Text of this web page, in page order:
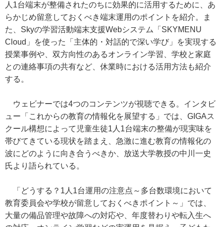
人1台端末が整備されたのちに効果的に活用するために、あ
らかじめ留意しておくべき端末運用のポイントを紹介。ま
た、Skyの学習活動端末支援Webシステム「SKYMENU
Cloud」を使った「主体的・対話的で深い学び」を実現する
授業事例や、双方向性のあるオンライン学習、学校と家庭
との連絡事項の共有など、休業時における活用方法も紹介
する。
ウェビナーでは4つのコンテンツが視聴できる。インタビ
ュー「これからの教育の情報化を展望する」では、GIGAス
クール構想によって児童生徒1人1台端末の整備が現実味を
帯びてきている現状を踏まえ、急激に進む教育の情報化の
波にどのように向き合うべきか、放送大学教授の中川一史
氏より語られている。
「どうする？1人1台運用の注意点～多台数環境において
教育委員会や学校が留意しておくべきポイント～」では、
大量の備品管理や故障への対応や、年度替わりや転入生へ